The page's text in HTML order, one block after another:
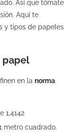
Así que tómate
Aquí te
y tipos de papeles
papel
en la norma
1,4142
metro cuadrado.